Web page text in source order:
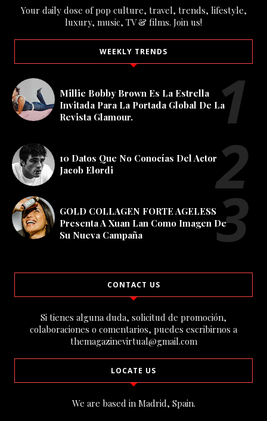
Your daily dose of pop culture, travel, trends, lifestyle,
luxury, music, TV & films. Join us!
WEEKLY TRENDS
Millie Bobby Brown Es La Estrella
Invitada Para La Portada Global De La
Revista Glamour.
10 Datos Que No Conocías Del Actor
Jacob Elordi
GOLD COLLAGEN FORTE AGELESS
Presenta A Xuan Lan Como Imagen De
Su Nueva Campaña
CONTACT US
Si tienes alguna duda, solicitud de promoción,
colaboraciones o comentarios, puedes escribirnos a
themagazinevirtual@gmail.com
LOCATE US
We are based in Madrid, Spain.